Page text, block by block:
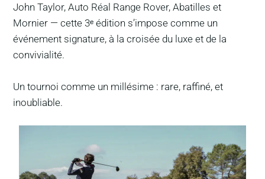
John Taylor, Auto Réal Range Rover, Abatilles et
Mornier — cette 3ᵉ édition s’impose comme un
événement signature, à la croisée du luxe et de la
convivialité.
Un tournoi comme un millésime : rare, raffiné, et
inoubliable.